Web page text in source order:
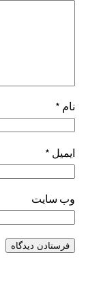
نام *
ایمیل *
وب‌ سایت